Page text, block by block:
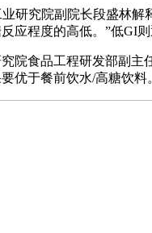
究院副院长段盛林解释
应程度的高低。”低GI
食品工程研发部副主任
优于餐前饮水/高糖饮料